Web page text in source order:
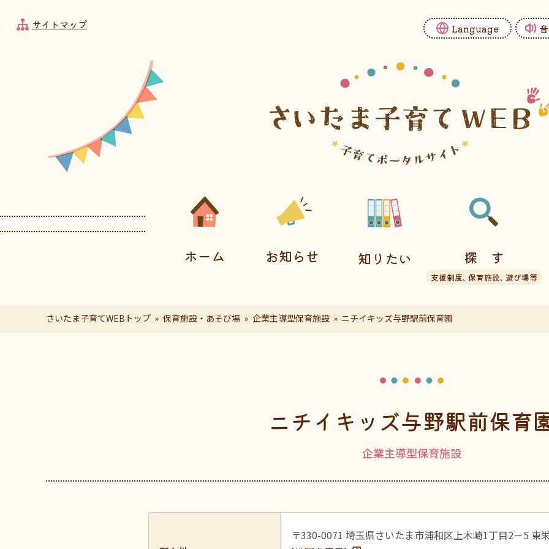
サイトマップ Language
ホーム お知らせ 知りたい 探す
支援制度、 保育施設、 遊び場等
さいたま子育てWEBトップ 保育施設・あそび場 企業主導型保育施設 ニチイキッズ与野駅前保育園
ニチイキッズ与野駅前保育
企業主導型保育施設
〒330-0071 埼玉県さいたま市浦和区上木崎1丁目2－5 東